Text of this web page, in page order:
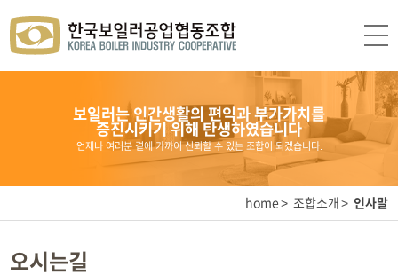
보일러는 인간생활의 편익과 부가가치를
증진시키기 위해 탄생하였습니다
언제나 여러분 곁에 가까이 신뢰할 수 있는 조합이 되겠습니다.
home 조합소개 인사말
오시는길